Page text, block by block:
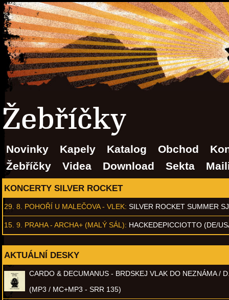
Žebříčky
Novinky Kapely Katalog Obchod
Žebříčky
Videa Download Sekta
KONCERTY SILVER ROCKET
29. 8. POHOŘÍ U MALEČOVA - VLEK: SILVER ROCKET SUMMER
15. 9. PRAHA - ARCHA+ (MALÝ SÁL): HACKEDEPICCIOTTO (DE/
AKTUÁLNÍ DESKY
CARDO & DECUMANUS - BRDSKEJ VLAK DO NEZNÁMA /
(MP3 / MC+MP3 - SRR 135)